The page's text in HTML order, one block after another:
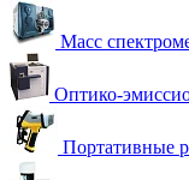
Масс
Оптико-
Портативные